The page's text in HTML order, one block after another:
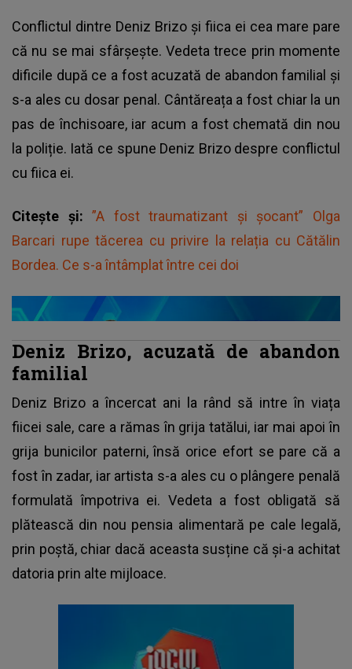
Conflictul dintre Deniz Brizo și fiica ei cea mare pare
că nu se mai sfârșește. Vedeta trece prin momente
dificile după ce a fost acuzată de abandon familial și
s-a ales cu dosar penal. Cântăreața a fost chiar la un
pas de închisoare, iar acum a fost chemată din nou
la poliție. Iată ce spune Deniz Brizo despre conflictul
cu fiica ei.
Citește și:”A fost traumatizant și șocant” Olga
Barcari rupe tăcerea cu privire la relația cu Cătălin
Bordea. Ce s-a întâmplat între cei doi
Deniz Brizo, acuzată de abandon
familial
Deniz Brizo a încercat ani la rând să intre în viața
fiicei sale, care a rămas în grija tatălui, iar mai apoi în
grija bunicilor paterni, însă orice efort se pare că a
fost în zadar, iar artista s-a ales cu o plângere penală
formulată împotriva ei. Vedeta a fost obligată să
plătească din nou pensia alimentară pe cale legală,
prin poștă, chiar dacă aceasta susține că și-a achitat
datoria prin alte mijloace.